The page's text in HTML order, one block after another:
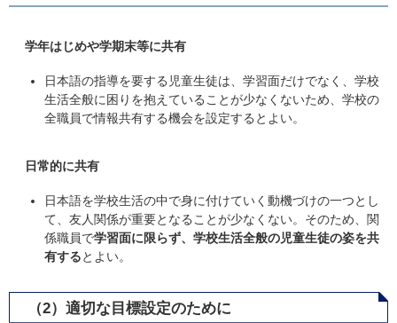
学年はじめや学期末等に共有
日本語の指導を要する児童生徒は、学習面だけでなく、学校
生活全般に困りを抱えていることが少なくないため、学校の
全職員で情報共有する機会を設定するとよい。
日常的に共有
日本語を学校生活の中で身に付けていく動機づけの一つとし
て、友人関係が重要となることが少なくない。そのため、関
係職員で学習面に限らず、学校生活全般の児童生徒の姿を共
有するとよい。
​​（2）適切な目標設定のために